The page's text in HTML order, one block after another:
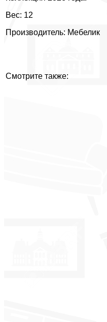
Вес: 12
Производитель: Мебелик
Смотрите также: